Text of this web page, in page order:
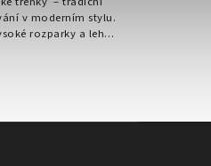
v moderním stylu.
rozparky a lehký